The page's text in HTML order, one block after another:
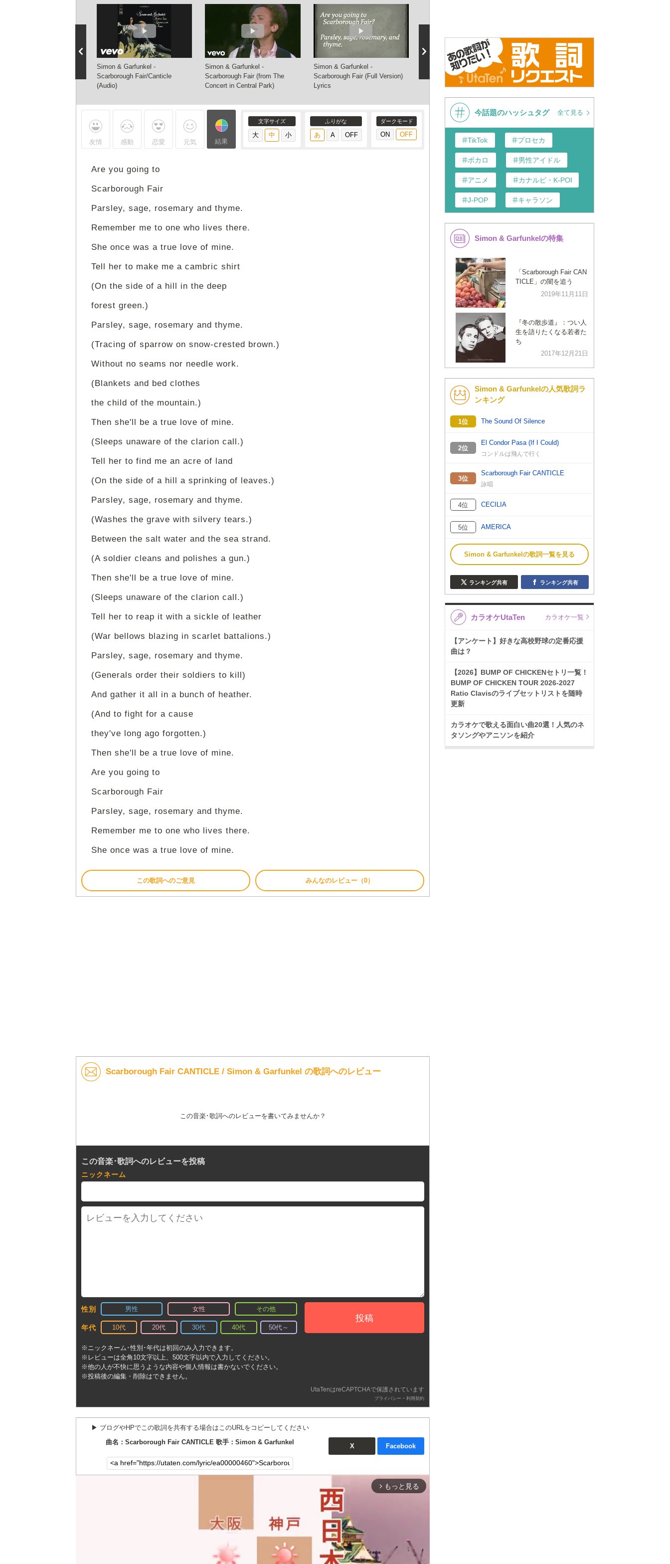
Simon & Garfunkel -
Scarborough Fair/Canticle
(Audio)
Simon & Garfunkel -
Scarborough Fair (from The
Concert in Central Park)
Simon & Garfunkel -
Scarborough Fair (Full Version)
Lyrics
Simon & Garfunkel, Andy
Williams - Scarborough
Fair/Canticle - Live
Simon & Garfunkel w. Andy
Williams Scarborough Fair 1968
Video BBC Duets with...Andy
友情 感動 恋愛 元気 結果
文字サイズ ふりがな ダークモード
Are you going to
Scarborough Fair
Parsley, sage, rosemary and thyme.
Remember me to one who lives there.
She once was a true love of mine.
Tell her to make me a cambric shirt
(On the side of a hill in the deep
forest green.)
Parsley, sage, rosemary and thyme.
(Tracing of sparrow on snow-crested brown.)
Without no seams nor needle work.
(Blankets and bed clothes
the child of the mountain.)
Then she'll be a true love of mine.
(Sleeps unaware of the clarion call.)
Tell her to find me an acre of land
(On the side of a hill a sprinking of leaves.)
Parsley, sage, rosemary and thyme.
(Washes the grave with silvery tears.)
Between the salt water and the sea strand.
(A soldier cleans and polishes a gun.)
Then she'll be a true love of mine.
(Sleeps unaware of the clarion call.)
Tell her to reap it with a sickle of leather
(War bellows blazing in scarlet battalions.)
Parsley, sage, rosemary and thyme.
(Generals order their soldiers to kill)
And gather it all in a bunch of heather.
(And to fight for a cause
they've long ago forgotten.)
Then she'll be a true love of mine.
Are you going to
Scarborough Fair
Parsley, sage, rosemary and thyme.
Remember me to one who lives there.
She once was a true love of mine.
この歌詞へのご意見 みんなのレビュー（0）
Scarborough Fair CANTICLE / Simon & Garfunkel の歌詞へのレビュー
この音楽･歌詞へのレビューを書いてみませんか？
この音楽･歌詞へのレビューを投稿
ニックネーム
性別 男性 女性 その他
年代 10代 20代 30代 40代 50代～
投稿
※ニックネーム･性別･年代は初回のみ入力できます。
※レビューは全角10文字以上、500文字以内で入力してください。
※他の人が不快に思うような内容や個人情報は書かないでください。
※投稿後の編集・削除はできません。
UtaTenはreCAPTCHAで保護されています
プライバシー - 利用契約
▶︎ ブログやHPでこの歌詞を共有する場合はこのURLをコピーしてください
曲名：Scarborough Fair CANTICLE 歌手：Simon & Garfunkel
X Facebook
arrow_forward_ios もっと見る
今話題のハッシュタグ 全て見る
TikTok プロセカ
ボカロ 男性アイドル
アニメ カナルビ・K-POP和訳
J-POP キャラソン
K-POP 演歌・歌謡
バンド
VTuber ディズニー
Simon & Garfunkelの特集
「Scarborough Fair CAN
TICLE」の闇を追う
2019年11月11日
『冬の散歩道』：つい人
生を語りたくなる若者た
ち
2017年12月21日
Simon & Garfunkelの人気歌詞ラ
ンキング
1位 The Sound Of Silence
2位
El Condor Pasa (If I Could)
コンドルは飛んで行く
3位
Scarborough Fair CANTICLE
詠唱
4位 CECILIA
5位 AMERICA
Simon & Garfunkelの歌詞一覧を見る
ランキング共有 ランキング共有
カラオケUtaTen カラオケ一覧
【アンケート】好きな高校野球の定番応援
曲は？
【2026】BUMP OF CHICKENセトリ一覧！
BUMP OF CHICKEN TOUR 2026-2027
Ratio Clavisのライブセットリストを随時
更新
カラオケで歌える面白い曲20選！人気のネ
タソングやアニソンを紹介